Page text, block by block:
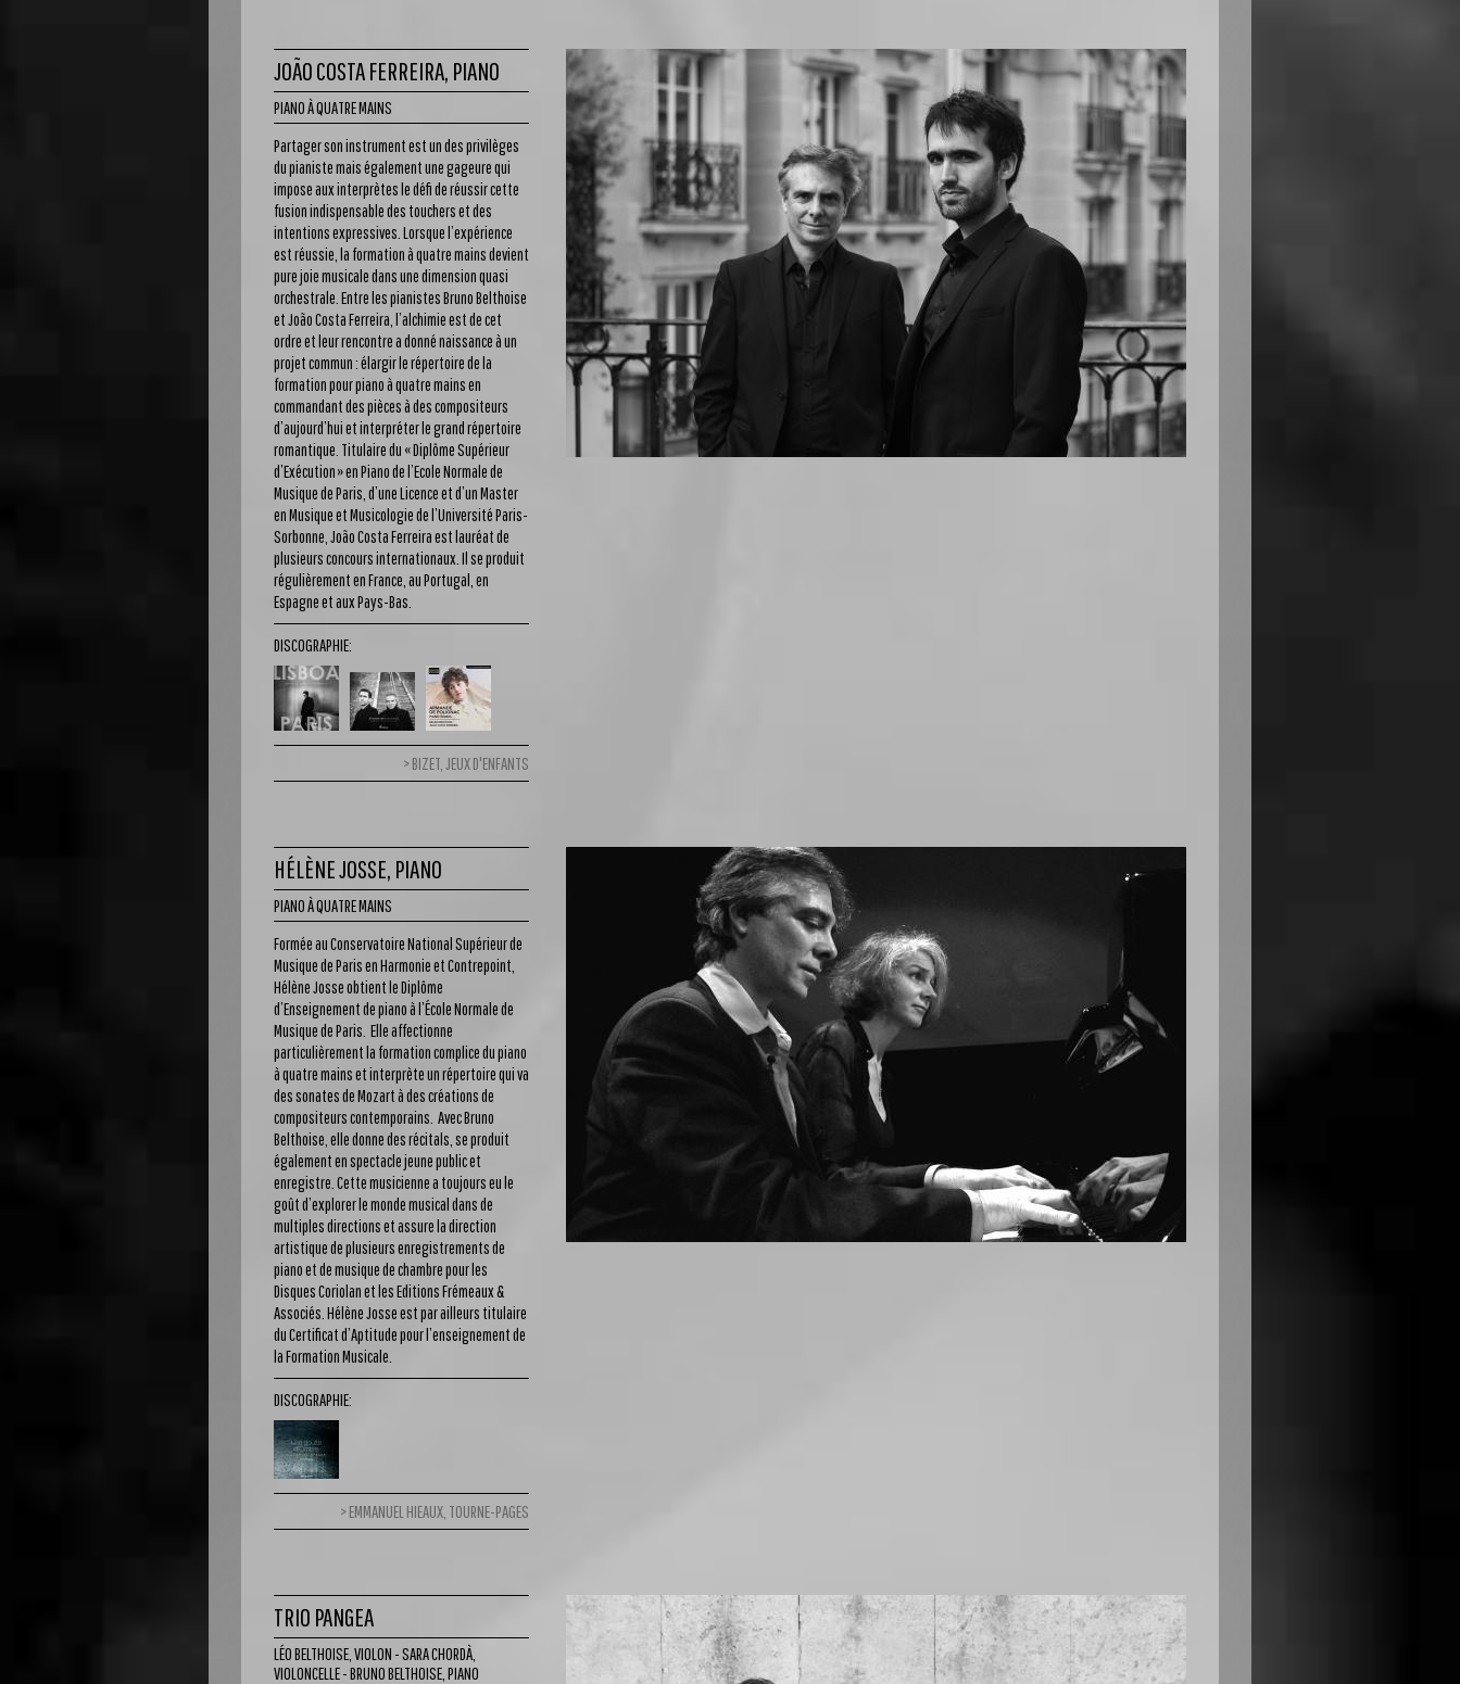
JOÃO COSTA FERREIRA, PIANO
PIANO À QUATRE MAINS
Partager son instrument est un des privilèges
du pianiste mais également une gageure qui
impose aux interprètes le défi de réussir cette
fusion indispensable des touchers et des
intentions expressives. Lorsque l’expérience
est réussie, la formation à quatre mains devient
pure joie musicale dans une dimension quasi
orchestrale. Entre les pianistes Bruno Belthoise
et João Costa Ferreira, l’alchimie est de cet
ordre et leur rencontre a donné naissance à un
projet commun : élargir le répertoire de la
formation pour piano à quatre mains en
commandant des pièces à des compositeurs
d’aujourd’hui et interpréter le grand répertoire
romantique. Titulaire du « Diplôme Supérieur
d’Exécution » en Piano de l’Ecole Normale de
Musique de Paris, d’une Licence et d’un Master
en Musique et Musicologie de l’Université Paris-
Sorbonne, João Costa Ferreira est lauréat de
plusieurs concours internationaux. Il se produit
régulièrement en France, au Portugal, en
Espagne et aux Pays-Bas.
DISCOGRAPHIE:
BIZET, JEUX D'ENFANTS
HÉLÈNE JOSSE, PIANO
PIANO À QUATRE MAINS
Formée au Conservatoire National Supérieur de
Musique de Paris en Harmonie et Contrepoint,
Hélène Josse obtient le Diplôme
d’Enseignement de piano à l’École Normale de
Musique de Paris. Elle affectionne
particulièrement la formation complice du piano
à quatre mains et interprète un répertoire qui va
des sonates de Mozart à des créations de
compositeurs contemporains. Avec Bruno
Belthoise, elle donne des récitals, se produit
également en spectacle jeune public et
enregistre. Cette musicienne a toujours eu le
goût d’explorer le monde musical dans de
multiples directions et assure la direction
artistique de plusieurs enregistrements de
piano et de musique de chambre pour les
Disques Coriolan et les Editions Frémeaux &
Associés. Hélène Josse est par ailleurs titulaire
du Certificat d’Aptitude pour l’enseignement de
la Formation Musicale.
DISCOGRAPHIE:
EMMANUEL HIEAUX, TOURNE-PAGES
TRIO PANGEA
LÉO BELTHOISE, VIOLON - SARA CHORDÀ,
VIOLONCELLE - BRUNO BELTHOISE, PIANO